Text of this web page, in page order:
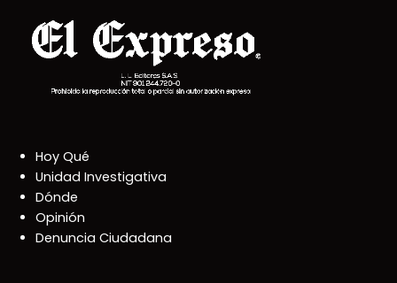
Hoy Qué
Unidad Investigativa
Dónde
Opinión
Denuncia Ciudadana